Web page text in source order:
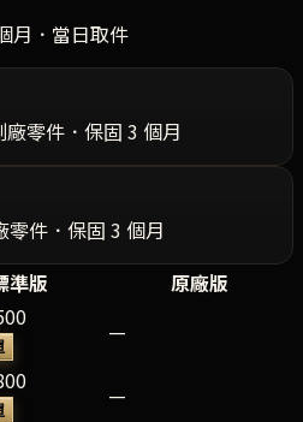
月．當日取件
零件．保固 3 個月
零件．保固 3 個月
準版
原廠版
—
—